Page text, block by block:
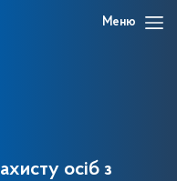
Меню
осіб з